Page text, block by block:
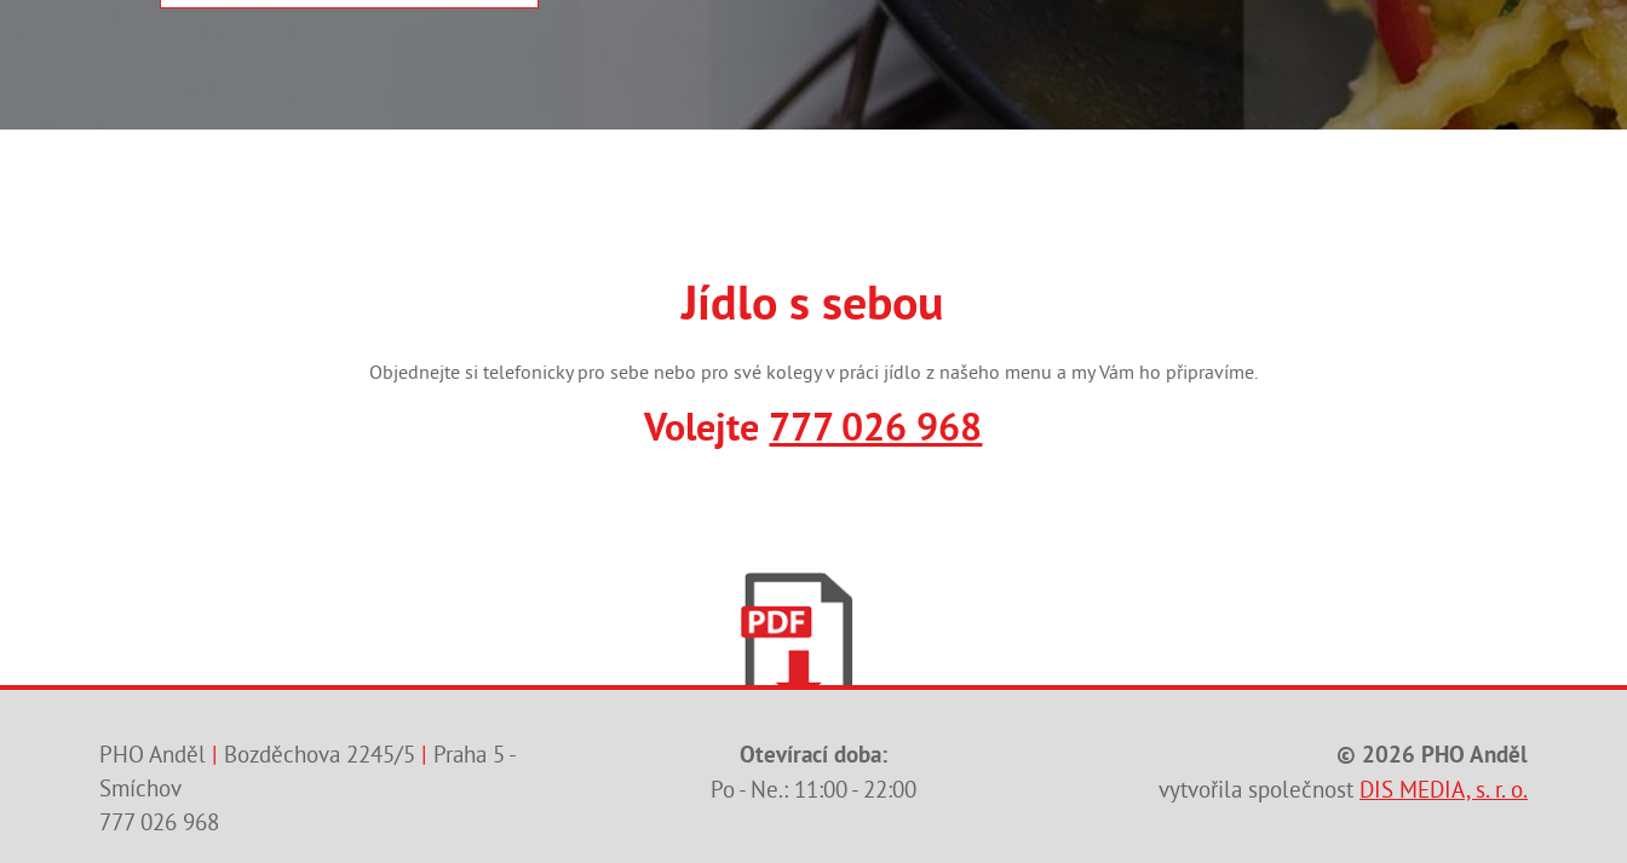
Jídlo s sebou
Objednejte si telefonicky pro sebe nebo pro své kolegy v práci jídlo z našeho menu a my Vám ho připravíme.
Volejte777 026 968
PHO Anděl Bozděchova 2245/5
Praha 5 -
Smíchov
777 026 968
Otevírací doba:
Po - Ne.: 11:00 - 22:00
© 2026 PHO Anděl
vytvořila společnost DIS MEDIA, s. r. o.